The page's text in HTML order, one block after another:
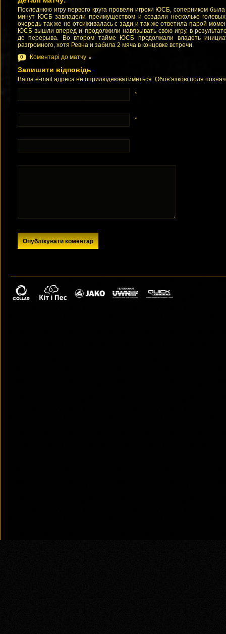
Последнюю игру первого круга провели игроки ЮСБ, соперником
минут ЮСБ завладели преимуществом и создали несколько
очередь так же не отсиживалась с зади и так же ответила парой
ЮСБ вышли вперед и продолжили навязывать свою игру, в
до перерыва. Во втором тайме ЮСБ продолжали владеть
разгромного, хотя Ревна и забила 2 мяча в концовке встречи.
0 Коментарі до матчу
Залишити відповідь
Ваша e-mail адреса не оприлюднюватиметься. Обов’язкові поля
*
*